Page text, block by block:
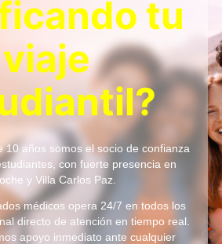
tu
viaje
10 años somos el socio de confianza
con fuerte presencia en
y Villa Carlos Paz.
médicos opera 24/7 en todos los
directo de atención en tiempo real.
apoyo inmediato ante cualquier